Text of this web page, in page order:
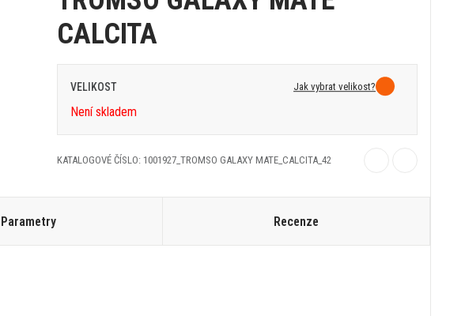
CALCITA
VELIKOST Jak vybrat velikost?
Není skladem
KATALOGOVÉ ČÍSLO: 1001927_TROMSO GALAXY MATE_CALCITA_42
Parametry Recenze